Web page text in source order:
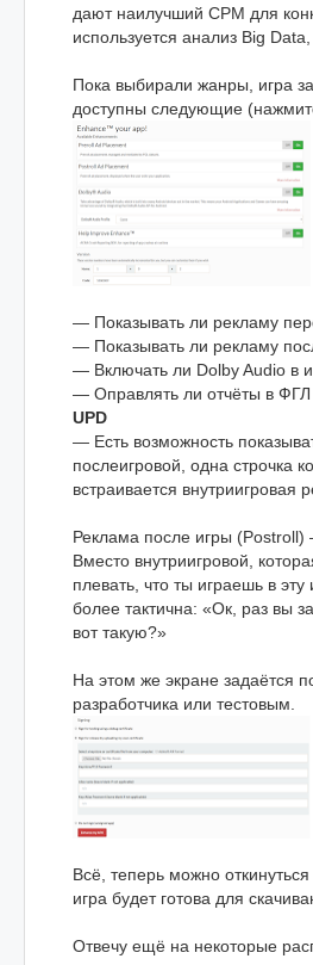
дают наилучший CPM для
используется анализ Big
Пока выбирали жанры, игра
доступны следующие
— Показывать ли рекламу
— Показывать ли рекламу
— Включать ли Dolby Audio в
— Оправлять ли отчёты в ФГЛ
UPD
— Есть возможность
послеигровой, одна строчка
встраивается внутриигровая
Реклама после игры
Вместо внутриигровой,
плевать, что ты играешь в
более тактична: «Ок, раз вы
вот такую?»
На этом же экране задаётся
разработчика или тестовым.
Всё, теперь можно
игра будет готова для
Отвечу ещё на некоторые